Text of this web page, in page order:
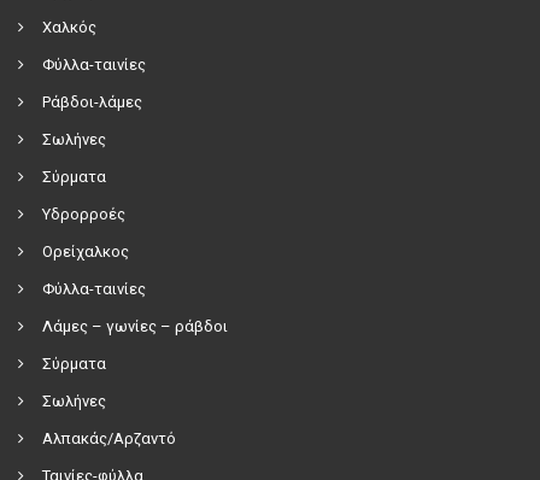
Χαλκός
Φύλλα-ταινίες
Ράβδοι-λάμες
Σωλήνες
Σύρματα
Υδρορροές
Ορείχαλκος
Φύλλα-ταινίες
Λάμες – γωνίες – ράβδοι
Σύρματα
Σωλήνες
Αλπακάς/Αρζαντό
Ταινίες-φύλλα